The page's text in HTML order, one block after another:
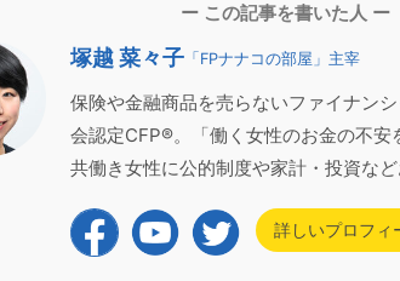
ー この記事を書いた人 ー
塚越 菜々子 「FPナナコの部屋」主宰
保険や金融商品を売らないファイナン
会認定CFP®。「働く女性のお金の不安
共働き女性に公的制度や家計・投資など
詳しいプロフィ
【登壇報告】CFPは取ったほうがいい？
1,700名超がお申し込みのFP資格ガイダンス
先日、日本FP協会主催の2つのセミナー（オンデマ
ンド配信）にて、講師を務めさせていただきまし
のステップアップガイダンス」 2つのセミナーを合
わせて延べ1,700名を超える皆様にお申し込みをい
ただきました！ お忙しい中ご視聴いただいた皆様、
続きを見る